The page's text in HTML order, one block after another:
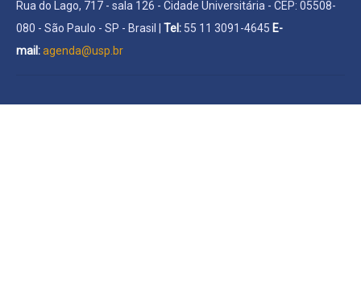
Rua do Lago, 717 - sala 126 - Cidade Universitária - CEP: 05508-
080 - São Paulo - SP - Brasil | Tel: 55 11 3091-4645 E-
mail:agenda@usp.br